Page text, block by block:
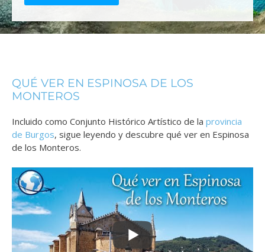
QUÉ VER EN ESPINOSA DE LOS
MONTEROS
Incluido como Conjunto Histórico Artístico de la provincia
de Burgos, sigue leyendo y descubre qué ver en Espinosa
de los Monteros.